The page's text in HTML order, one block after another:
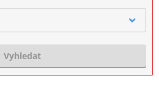
Vyhledat